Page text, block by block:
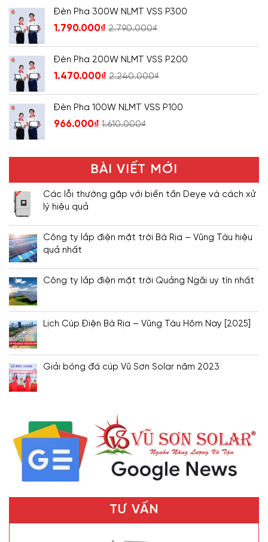
Đèn Pha 300W NLMT VSS P300
1.790.000₫ 2.790.000₫
Đèn Pha 200W NLMT VSS P200
1.470.000₫ 2.240.000₫
Đèn Pha 100W NLMT VSS P100
966.000₫ 1.610.000₫
BÀI VIẾT MỚI
Các lỗi thường gặp với biến tần Deye và cách xử
lý hiệu quả
Công ty lắp điện mặt trời Bà Rịa – Vũng Tàu hiệu
quả nhất
Công ty lắp điện mặt trời Quảng Ngãi uy tín nhất
Lịch Cúp Điện Bà Rịa – Vũng Tàu Hôm Nay [2025]
Giải bóng đá cúp Vũ Sơn Solar năm 2023
TƯ VẤN